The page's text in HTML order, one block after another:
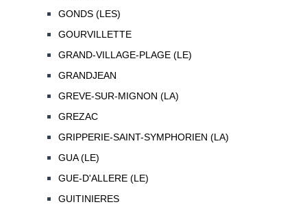
GONDS (LES)
GOURVILLETTE
GRAND-VILLAGE-PLAGE (LE)
GRANDJEAN
GREVE-SUR-MIGNON (LA)
GREZAC
GRIPPERIE-SAINT-SYMPHORIEN (LA)
GUA (LE)
GUE-D'ALLERE (LE)
GUITINIERES